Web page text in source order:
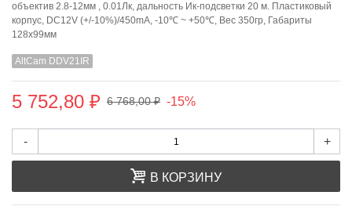
объектив 2.8-12мм , 0.01Лк, дальность Ик-подсветки 20 м. Пластиковый
корпус, DC12V (+/-10%)/450mA, -10℃ ~ +50℃, Вес 350гр, Габариты
128x99мм
AltCam DDV21IR
5 752,80 ₽ 6 768,00 ₽ -15%
- +
В КОРЗИНУ